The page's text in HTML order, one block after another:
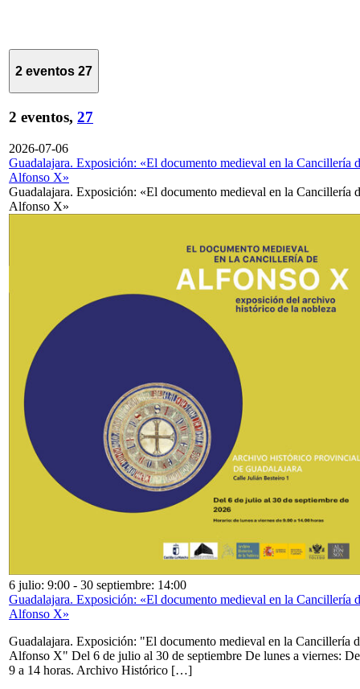
2 eventos 27
2 eventos, 27
2026-07-06
Guadalajara. Exposición: «El documento medieval en la Cancillería
Alfonso X»
Guadalajara. Exposición: «El documento medieval en la Cancillería
Alfonso X»
6 julio: 9:00 - 30 septiembre: 14:00
Guadalajara. Exposición: «El documento medieval en la Cancillería
Alfonso X»
Guadalajara. Exposición: "El documento medieval en la Cancillería
Alfonso X" Del 6 de julio al 30 de septiembre De lunes a viernes: De
9 a 14 horas. Archivo Histórico […]